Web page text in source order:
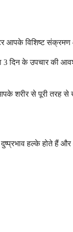
विशिष्ट संक्रमण
3 दिन के उपचार
से पूरी तरह से
हल्के होते